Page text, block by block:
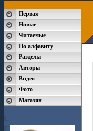
Первая
Новые
Читаемые
По алфавиту
Разделы
Авторы
Видео
Фото
Магазин